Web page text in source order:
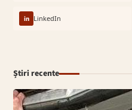
in LinkedIn
Știri recente